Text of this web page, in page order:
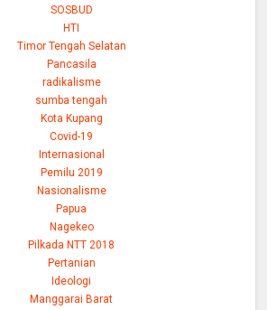
SOSBUD
HTI
Timor Tengah Selatan
Pancasila
radikalisme
sumba tengah
Kota Kupang
Covid-19
Internasional
Pemilu 2019
Nasionalisme
Papua
Nagekeo
Pilkada NTT 2018
Pertanian
Ideologi
Manggarai Barat